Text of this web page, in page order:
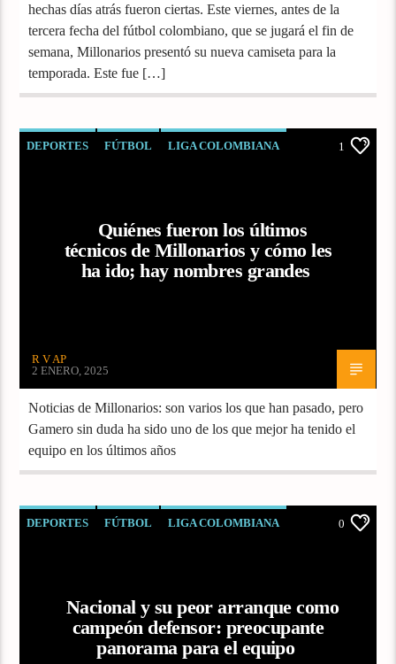
hechas días atrás fueron ciertas. Este viernes, antes de la
tercera fecha del fútbol colombiano, que se jugará el fin de
semana, Millonarios presentó su nueva camiseta para la
temporada. Este fue […]
DEPORTES FÚTBOL LIGA COLOMBIANA 1
Quiénes fueron los últimos
técnicos de Millonarios y cómo les
ha ido; hay nombres grandes
R V AP
2 ENERO, 2025
Noticias de Millonarios: son varios los que han pasado, pero
Gamero sin duda ha sido uno de los que mejor ha tenido el
equipo en los últimos años
DEPORTES FÚTBOL LIGA COLOMBIANA 0
Nacional y su peor arranque como
campeón defensor: preocupante
panorama para el equipo